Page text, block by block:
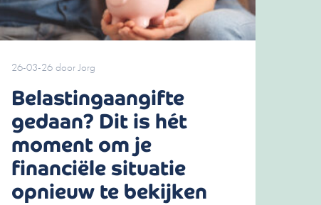
26-03-26 doorJorg
Belastingaangifte
gedaan? Dit is hét
moment om je
financiële situatie
opnieuw te bekijken